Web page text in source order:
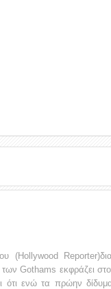
(Hollywood
Gothams εκφράζει
ότι ενώ τα πρώην